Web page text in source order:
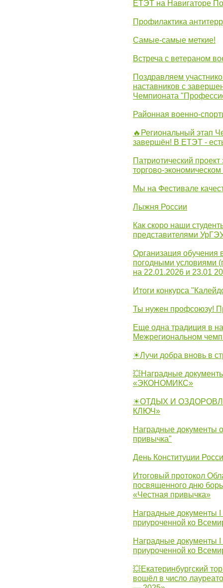
ЕТЭТ на Навигаторе
Профилактика
Самые-самые меткие!
Встреча с ветераном
Поздравляем
наставников с
Чемпионата
Районная военно-
🔥Региональный этап
завершён! В ЕТЭТ -
Патриотический
торгово-
Мы на Фестивале
Лыжня России
Как скоро наши
представителями
Организация обучения
погодными условиями
на 22.01.2026 и 23.01
Итоги конкурса
Ты нужен профсоюзу!
Еще одна традиция в
Межрегиональном
☀Лучи добра вновь в
💥Наградные
«ЭКОНОМИКС»
☀ОТДЫХ И
КЛЮЧ»
Наградные документы
привычка"
День Конституции
Итоговый протокол
посвященного дню
«Честная привычка»
Наградные документы
приуроченной ко
Наградные документы
приуроченной ко
💥Екатеринбургский
вошёл в число